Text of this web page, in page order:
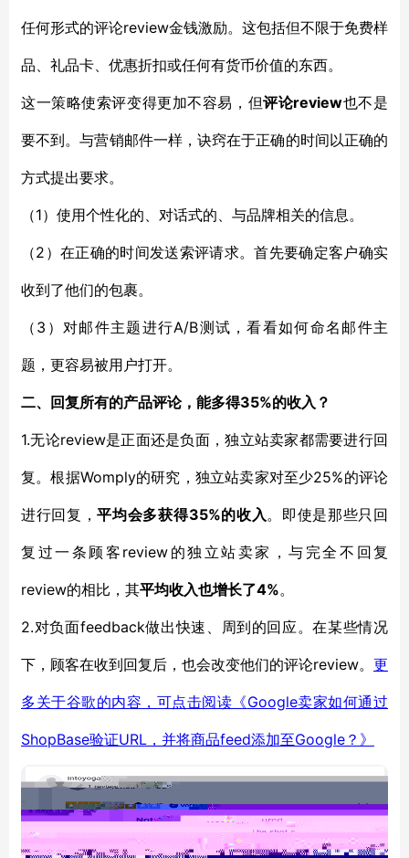
任何形式的评论review金钱激励。这包括但不限于免费样
品、礼品卡、 优惠折扣或任何有货币价值的东西。
这一策略使索评变得更加不容易，但评论review也不是
要不到 。与营销邮件一样，诀窍在于正确的时间以正确的
方式提出要求。
（1）使用个性化的、对话式的、与品牌相关的信息。
（2）在正确的时间发送索评请求。首先要确定客户确实
收到了他们的包裹。
（ 3） 对邮件主题进行A/B测试，看看如何命名邮件主
题，更容易被用户打开。
二、回复所有的产品评论，能多得35%的收入？
1.无论review是正面还是负面，独立站卖家都需要进行回
复。根据Womply的研究， 独立站卖家对至少25%的评论
进行回复，平均会多获得35%的收入。即使是那些只回
复过一条顾客 review 的独立站卖家 ，与完全不回复
review的相比，其平均收入也增长了4%。
2.对负面feedback做出快速、周到的回应 。在某些情况
下，顾客在收到回复后 ， 也会改变他们的评论review。 更
多关于谷歌的内容，可点击阅读《Google卖家如何通过
ShopBase验证URL，并将商品feed添加至Google？》